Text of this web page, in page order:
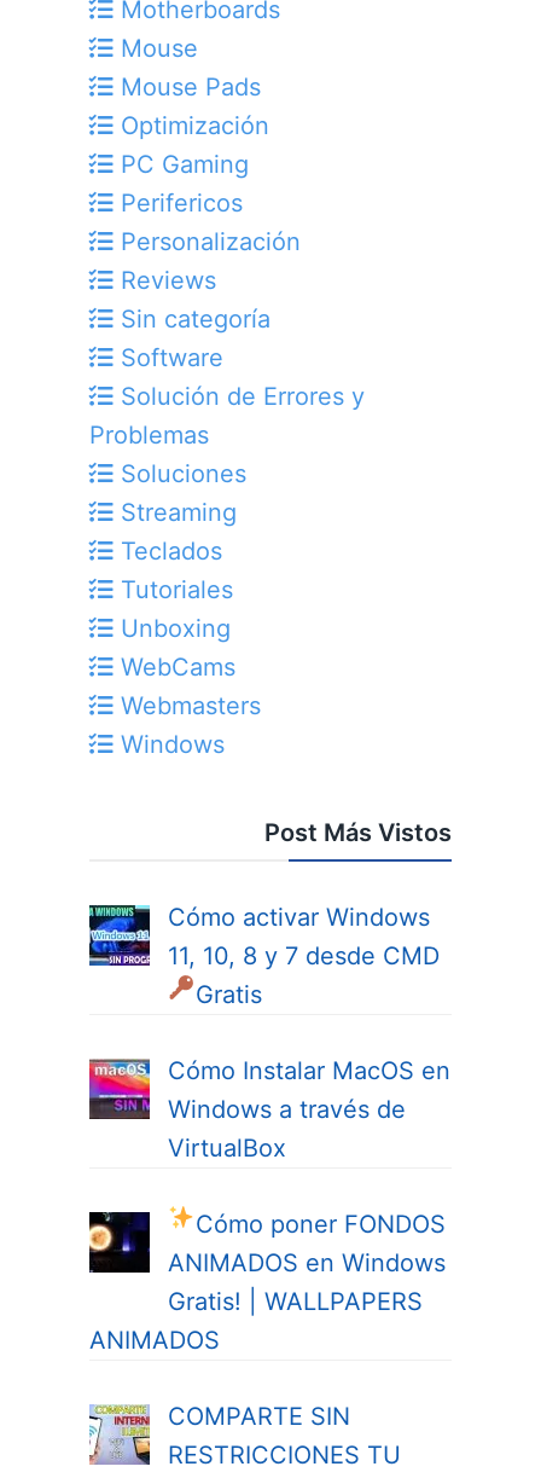
Motherboards
Mouse
Mouse Pads
Optimización
PC Gaming
Perifericos
Personalización
Reviews
Sin categoría
Software
Solución de Errores y
Problemas
Soluciones
Streaming
Teclados
Tutoriales
Unboxing
WebCams
Webmasters
Windows
Post Más Vistos
Cómo activar Windows
11, 10, 8 y 7 desde CMD
Gratis
Cómo Instalar MacOS en
Windows a través de
VirtualBox
Cómo poner FONDOS
ANIMADOS en Windows
Gratis! | WALLPAPERS
ANIMADOS
COMPARTE SIN
RESTRICCIONES TU